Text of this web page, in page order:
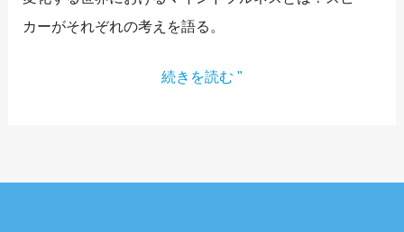
カーがそれぞれの考えを語る。
ド
ル
続きを読む "